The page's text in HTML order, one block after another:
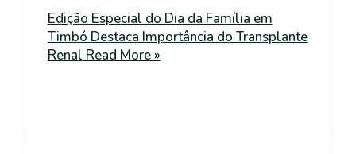
Edição Especial do Dia da Família em
Timbó Destaca Importância do Transplante
Renal Read More »